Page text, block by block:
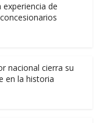
experiencia de
nacional cierra su
en la historia